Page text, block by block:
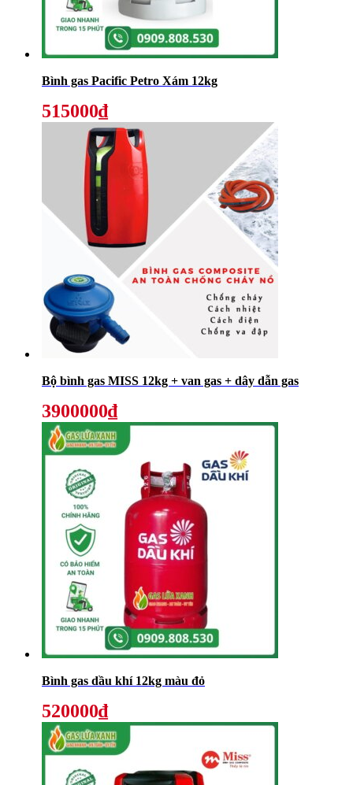
Bình gas Pacific Petro Xám 12kg
515000₫
Bộ bình gas MISS 12kg + van gas + dây dẫn gas
3900000₫
Bình gas dầu khí 12kg màu đỏ
520000₫